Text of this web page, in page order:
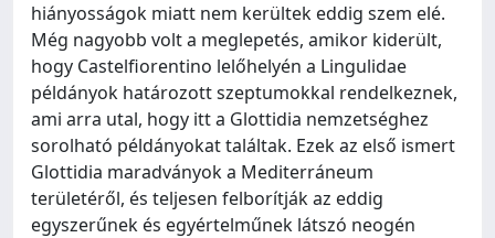
hiányosságok miatt nem kerültek eddig szem elé.
Még nagyobb volt a meglepetés, amikor kiderült,
hogy Castelfiorentino lelőhelyén a Lingulidae
példányok határozott szeptumokkal rendelkeznek,
ami arra utal, hogy itt a Glottidia nemzetséghez
sorolható példányokat találtak. Ezek az első ismert
Glottidia maradványok a Mediterráneum
területéről, és teljesen felborítják az eddig
egyszerűnek és egyértelműnek látszó neogén